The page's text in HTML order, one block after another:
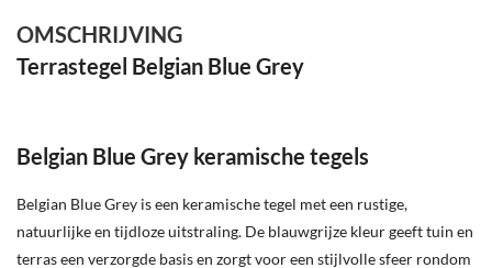
OMSCHRIJVING
Terrastegel Belgian Blue Grey
Belgian Blue Grey keramische tegels
Belgian Blue Grey is een keramische tegel met een rustige,
natuurlijke en tijdloze uitstraling. De blauwgrijze kleur geeft tuin en
terras een verzorgde basis en zorgt voor een stijlvolle sfeer rondom